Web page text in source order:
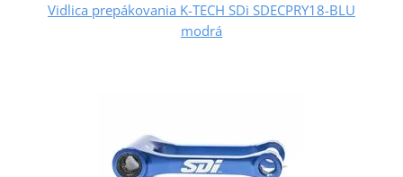
Vidlica prepákovania K-TECH SDi SDECPRY18-BLU
modrá